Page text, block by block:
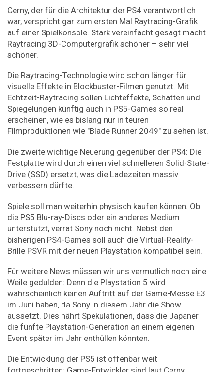
Cerny, der für die Architektur der PS4 verantwortlich
war, verspricht gar zum ersten Mal Raytracing-Grafik
auf einer Spielkonsole. Stark vereinfacht gesagt macht
Raytracing 3D-Computergrafik schöner – sehr viel
schöner.
Die Raytracing-Technologie wird schon länger für
visuelle Effekte in Blockbuster-Filmen genutzt. Mit
Echtzeit-Raytracing sollen Lichteffekte, Schatten und
Spiegelungen künftig auch in PS5-Games so real
erscheinen, wie es bislang nur in teuren
Filmproduktionen wie "Blade Runner 2049" zu sehen ist.
Die zweite wichtige Neuerung gegenüber der PS4: Die
Festplatte wird durch einen viel schnelleren Solid-State-
Drive (SSD) ersetzt, was die Ladezeiten massiv
verbessern dürfte.
Spiele soll man weiterhin physisch kaufen können. Ob
die PS5 Blu-ray-Discs oder ein anderes Medium
unterstützt, verrät Sony noch nicht. Nebst den
bisherigen PS4-Games soll auch die Virtual-Reality-
Brille PSVR mit der neuen Playstation kompatibel sein.
Für weitere News müssen wir uns vermutlich noch eine
Weile gedulden: Denn die Playstation 5 wird
wahrscheinlich keinen Auftritt auf der Game-Messe E3
im Juni haben, da Sony in diesem Jahr die Show
aussetzt. Dies nährt Spekulationen, dass die Japaner
die fünfte Playstation-Generation an einem eigenen
Event später im Jahr enthüllen könnten.
Die Entwicklung der PS5 ist offenbar weit
fortgeschritten: Game-Entwickler sind laut Cerny